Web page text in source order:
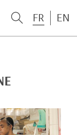
FR EN